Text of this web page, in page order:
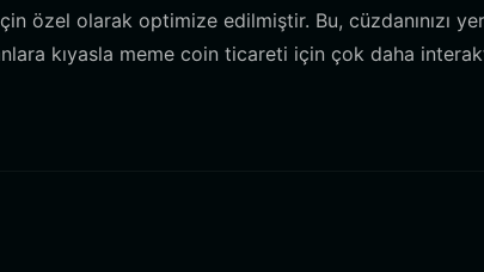
özel olarak optimize edilmiştir. Bu, cüzdanınızı
kıyasla meme coin ticareti için çok daha